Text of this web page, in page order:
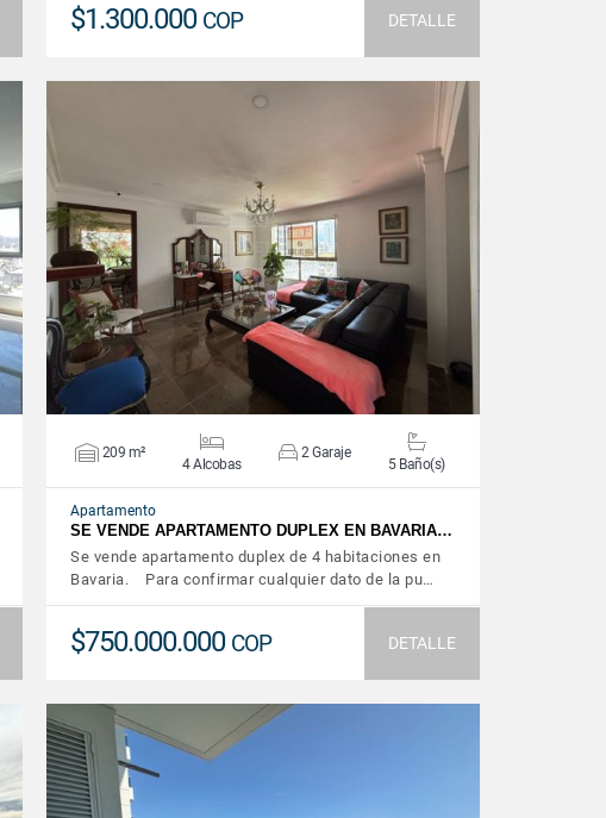
$1.300.000 COP DETALLE
VER DETALLES
209 m²
4 Alcobas
2 Garaje
5 Baño(s)
Apartamento
SE VENDE APARTAMENTO DUPLEX EN BAVARIA…
Se vende apartamento duplex de 4 habitaciones en
Bavaria. Para confirmar cualquier dato de la pu…
$750.000.000 COP DETALLE